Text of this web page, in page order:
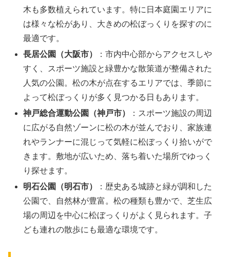
木も多数植えられています。特に日本庭園エリアに
は様々な松があり、大きめの松ぼっくりを探すのに
最適です。
長居公園（大阪市）
：市内中心部からアクセスしや
すく、スポーツ施設と緑豊かな散策道が整備された
人気の公園。松の木が点在するエリアでは、季節に
よって松ぼっくりが多く見つかる日もあります。
神戸総合運動公園（神戸市）
：スポーツ施設の周辺
に広がる自然ゾーンに松の木が並んでおり、家族連
れやランナーに混じって気軽に松ぼっくり拾いがで
きます。敷地が広いため、落ち着いた場所でゆっく
り探せます。
明石公園（明石市）
：歴史ある城跡と緑が調和した
公園で、自然林が豊富。松の種類も豊かで、芝生広
場の周辺を中心に松ぼっくりがよく見られます。子
ども連れの散歩にも最適な環境です。